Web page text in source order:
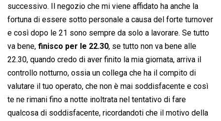
successivo. Il negozio che mi viene affidato ha anche la
fortuna di essere sotto personale a causa del forte turnover
e così dopo le 21 sono sempre da solo a lavorare. Se tutto
va bene, finisco per le 22.30, se tutto non va bene alle
22.30, quando credo di aver finito la mia giornata, arriva il
controllo notturno, ossia un collega che ha il compito di
valutare il tuo operato, che non è mai soddisfacente e così
te ne rimani fino a notte inoltrata nel tentativo di fare
qualcosa di soddisfacente, ricordandoti che il motivo della